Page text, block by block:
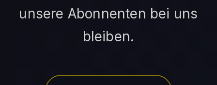
unsere Abonnenten bei uns
bleiben.